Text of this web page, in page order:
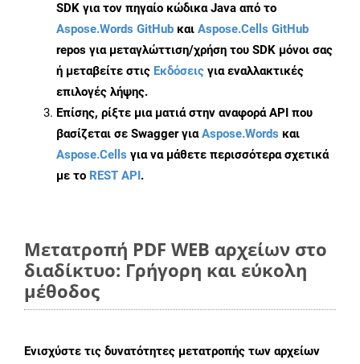
SDK για τον πηγαίο κώδικα Java από το
Aspose.Words GitHub και Aspose.Cells GitHub
repos για μεταγλώττιση/χρήση του SDK μόνοι σας
ή μεταβείτε στις Εκδόσεις για εναλλακτικές
επιλογές λήψης.
Επίσης, ρίξτε μια ματιά στην αναφορά API που
βασίζεται σε Swagger γιαAspose.Words και
Aspose.Cells για να μάθετε περισσότερα σχετικά
με το REST API.
Μετατροπή PDF WEB αρχείων στο
διαδίκτυο: Γρήγορη και εύκολη
μέθοδος
Ενισχύστε τις δυνατότητες μετατροπής των αρχείων